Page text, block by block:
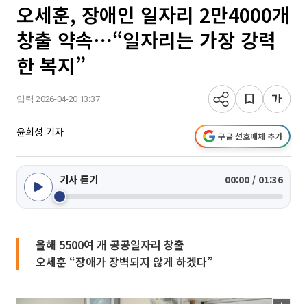
오세훈, 장애인 일자리 2만4000개
창출 약속⋯“일자리는 가장 강력
한 복지”
입력 2026-04-20 13:37
윤희성 기자 구글 선호매체 추가
기사 듣기 00:00 / 01:36
올해 5500여 개 공공일자리 창출
오세훈 “장애가 장벽되지 않게 하겠다”